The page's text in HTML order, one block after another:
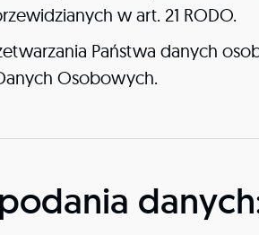
w art. 21 RODO.
Państwa danych
Osobowych.